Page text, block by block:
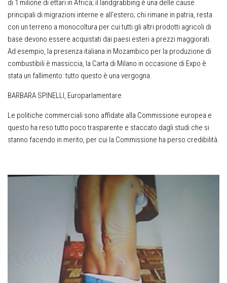
di 1 milione di ettari in Africa; il landgrabbing è una delle cause
principali di migrazioni interne e all’estero; chi rimane in patria, resta
con un terreno a monocoltura per cui tutti gli altri prodotti agricoli di
base devono essere acquistati dai paesi esteri a prezzi maggiorati.
Ad esempio, la presenza italiana in Mozambico per la produzione di
combustibili è massiccia, la Carta di Milano in occasione di Expo è
stata un fallimento: tutto questo è una vergogna.
BARBARA SPINELLI, Europarlamentare
Le politiche commerciali sono affidate alla Commissione europea e
questo ha reso tutto poco trasparente e staccato dagli studi che si
stanno facendo in merito, per cui la Commissione ha perso credibilità.